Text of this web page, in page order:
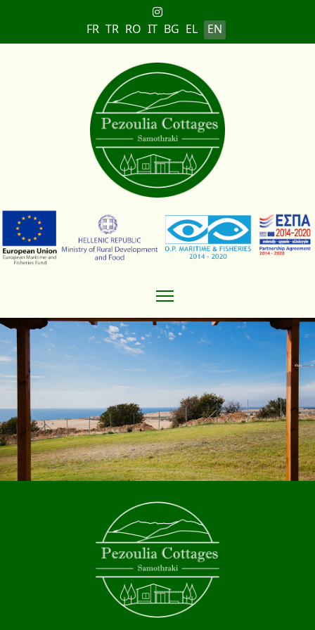
Select your language
FR TR RO IT BG EL EN